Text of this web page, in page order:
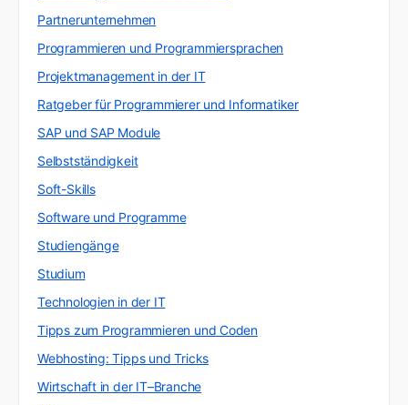
Partnerunternehmen
Programmieren und Programmiersprachen
Projektmanagement in der IT
Ratgeber für Programmierer und Informatiker
SAP und SAP Module
Selbstständigkeit
Soft-Skills
Software und Programme
Studiengänge
Studium
Technologien in der IT
Tipps zum Programmieren und Coden
Webhosting: Tipps und Tricks
Wirtschaft in der IT–Branche